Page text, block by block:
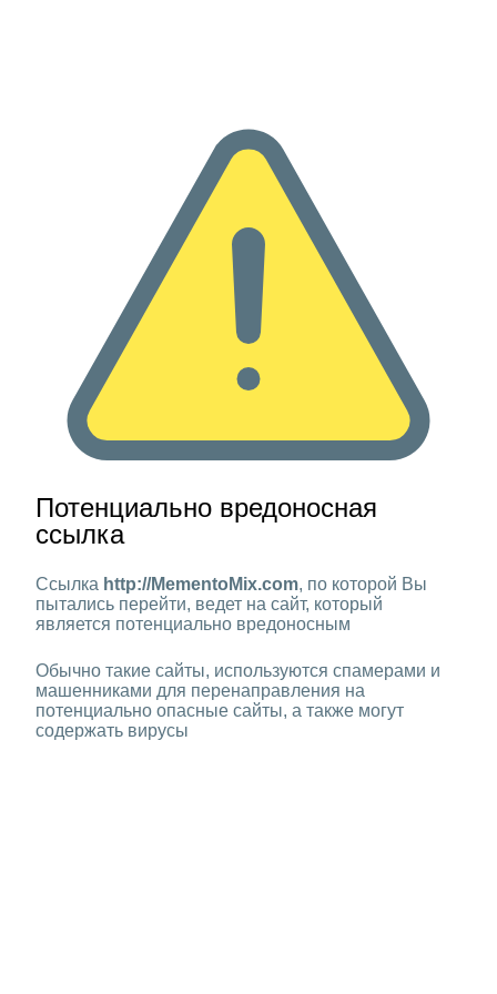
Потенциально вредоносная
ссылка
Ссылка http://MementoMix.com, по которой Вы
пытались перейти, ведет на сайт, который
является потенциально вредоносным
Обычно такие сайты, используются спамерами и
машенниками для перенаправления на
потенциально опасные сайты, а также могут
содержать вирусы